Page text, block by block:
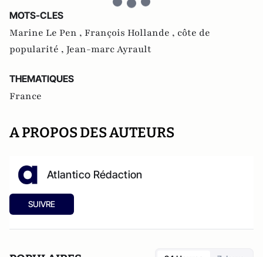
MOTS-CLES
Marine Le Pen , François Hollande , côte de
popularité , Jean-marc Ayrault
THEMATIQUES
France
A PROPOS DES AUTEURS
Atlantico Rédaction
SUIVRE